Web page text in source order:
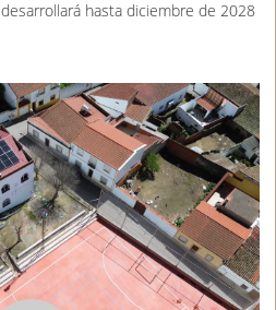
hasta diciembre de 2028